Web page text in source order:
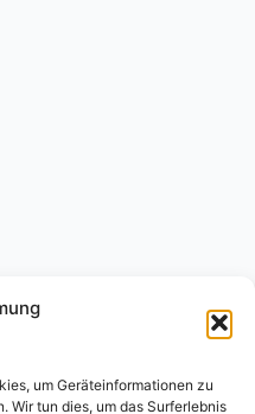
um Geräteinformationen zu
Wir tun dies, um das Surferlebnis